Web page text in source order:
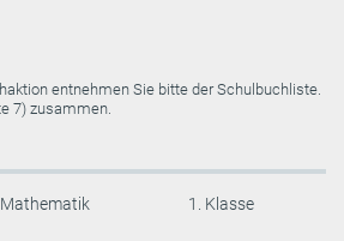
entnehmen Sie bitte der Schulbuchliste.
7) zusammen.
Mathematik 1. Klasse